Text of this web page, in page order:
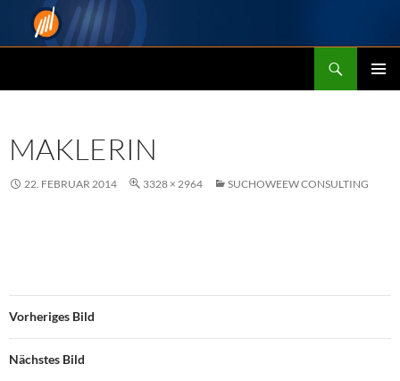
Inhalt
springen
MAKLERIN
22. FEBRUAR 2014 3328 × 2964 SUCHOWEEW CONSULTING
Vorheriges Bild
Nächstes Bild